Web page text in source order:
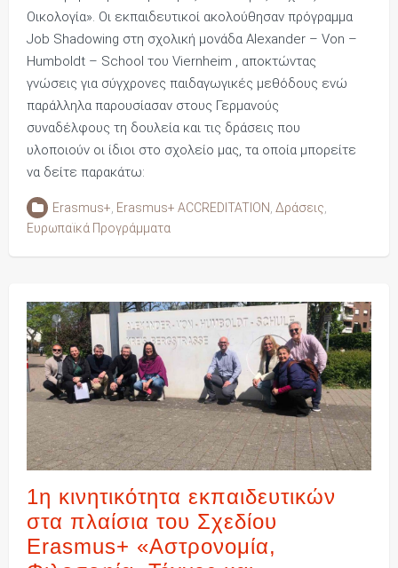
Οικολογία». Οι εκπαιδευτικοί ακολούθησαν πρόγραμμα
Job Shadowing στη σχολική μονάδα Alexander – Von –
Humboldt – School του Viernheim , αποκτώντας
γνώσεις για σύγχρονες παιδαγωγικές μεθόδους ενώ
παράλληλα παρουσίασαν στους Γερμανούς
συναδέλφους τη δουλεία και τις δράσεις που
υλοποιούν οι ίδιοι στο σχολείο μας, τα οποία μπορείτε
να δείτε παρακάτω:
Erasmus+ Erasmus+ ACCREDITATION Δράσεις
Ευρωπαϊκά Προγράμματα
1η κινητικότητα εκπαιδευτικών
στα πλαίσια του Σχεδίου
Erasmus+ «Αστρονομία,